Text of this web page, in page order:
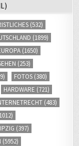
(532)
(1899)
(1650)
(253)
FOTOS (380)
HARDWARE (721)
(483)
(397)
(5952)